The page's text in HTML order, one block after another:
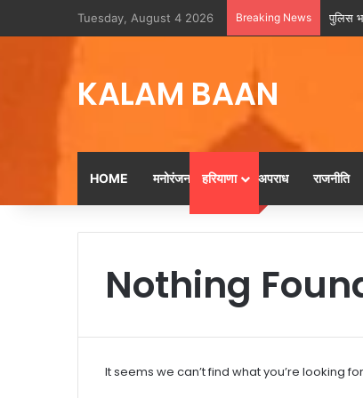
Tuesday, August 4 2026 Breaking News पुलिस
KALAM BAAN
HOME मनोरंजन हरियाणा अपराध राजनीति
Nothing
It seems we can’t find what you’re looking